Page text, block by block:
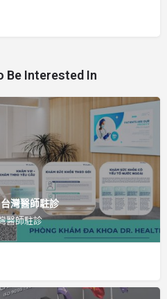
Be Interested In
灣醫師駐診
醫師駐診